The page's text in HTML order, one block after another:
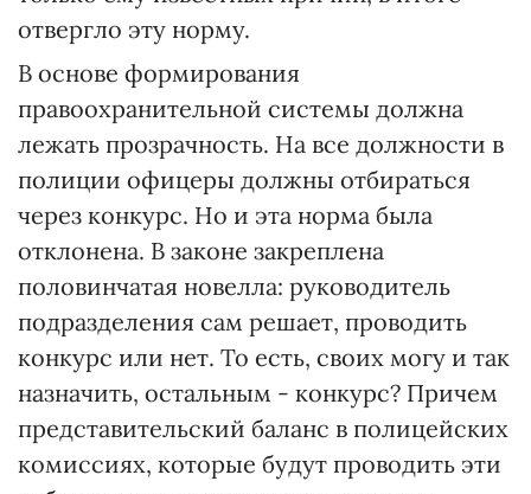
отвергло эту норму.
В основе формирования
правоохранительной системы должна
лежать прозрачность. На все должности в
полиции офицеры должны отбираться
через конкурс. Но и эта норма была
отклонена. В законе закреплена
половинчатая новелла: руководитель
подразделения сам решает, проводить
конкурс или нет. То есть, своих могу и так
назначить, остальным - конкурс? Причем
представительский баланс в полицейских
комиссиях, которые будут проводить эти